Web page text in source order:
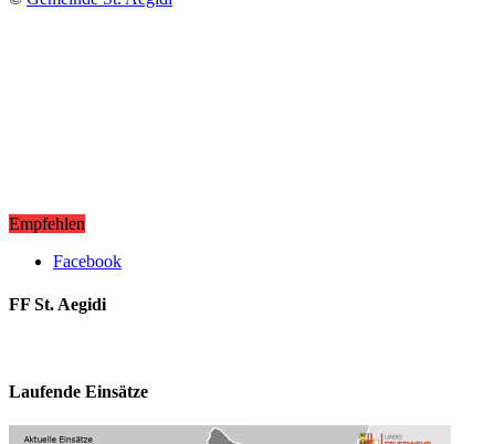
Empfehlen
Facebook
FF St. Aegidi
Laufende Einsätze